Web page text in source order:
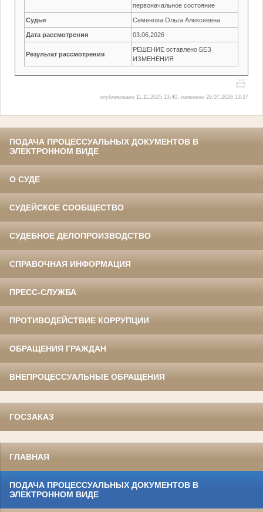
первоначальное состояние
Судья Семенова Ольга Алексеевна
Дата рассмотрения 03.06.2026
Результат рассмотрения
РЕШЕНИЕ оставлено БЕЗ
ИЗМЕНЕНИЯ
опубликовано 11.11.2025 13:40, изменено 29.07.2026 13:37
ПОДАЧА ПРОЦЕССУАЛЬНЫХ ДОКУМЕНТОВ В
ЭЛЕКТРОННОМ ВИДЕ
О СУДЕ
СУДЕЙСКОЕ СООБЩЕСТВО
СУДЕБНОЕ ДЕЛОПРОИЗВОДСТВО
СПРАВОЧНАЯ ИНФОРМАЦИЯ
ПРЕСС-СЛУЖБА
ПРОТИВОДЕЙСТВИЕ КОРРУПЦИИ
ОБРАЩЕНИЯ ГРАЖДАН
ВНЕПРОЦЕССУАЛЬНЫЕ ОБРАЩЕНИЯ
ГОСЗАКАЗ
ГЛАВНАЯ
ПОДАЧА ПРОЦЕССУАЛЬНЫХ ДОКУМЕНТОВ В
ЭЛЕКТРОННОМ ВИДЕ